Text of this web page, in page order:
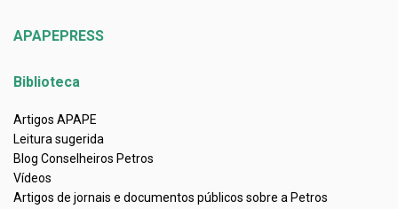
APAPEPRESS
Biblioteca
Artigos APAPE
Leitura sugerida
Blog Conselheiros Petros
Vídeos
Artigos de jornais e documentos públicos sobre a Petros